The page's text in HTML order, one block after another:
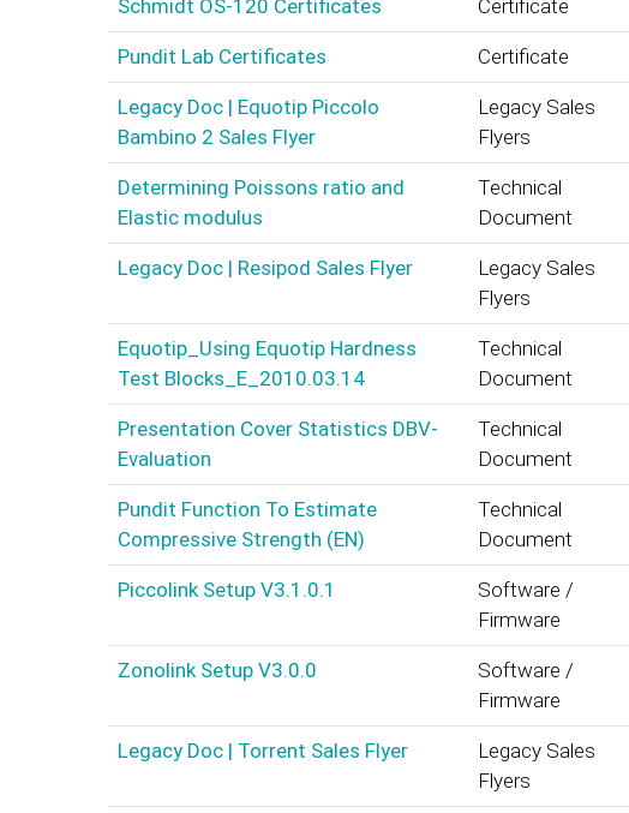
Schmidt OS-120 Certificates Certificate
Pundit Lab Certificates Certificate
Legacy Doc | Equotip Piccolo
Bambino 2 Sales Flyer
Legacy Sales
Flyers
Determining Poissons ratio and
Elastic modulus
Technical
Document
Legacy Doc | Resipod Sales Flyer
Legacy Sales
Flyers
Equotip_Using Equotip Hardness
Test Blocks_E_2010.03.14
Technical
Document
Presentation Cover Statistics DBV-
Evaluation
Technical
Document
Pundit Function To Estimate
Compressive Strength (EN)
Technical
Document
Piccolink Setup V3.1.0.1
Software /
Firmware
Zonolink Setup V3.0.0
Software /
Firmware
Legacy Doc | Torrent Sales Flyer
Legacy Sales
Flyers